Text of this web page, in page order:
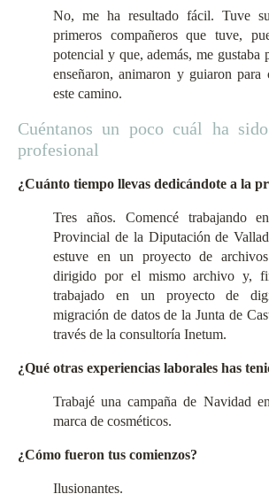
No, me ha resultado fácil. Tuve
primeros compañeros que tuve,
potencial y que, además, me gustaba
enseñaron, animaron y guiaron para
este camino.
Cuéntanos un poco cuál ha
profesional
¿Cuánto tiempo llevas dedicándote a la
Tres años. Comencé trabajando
Provincial de la Diputación de
estuve en un proyecto de
dirigido por el mismo archivo y,
trabajado en un proyecto de
migración de datos de la Junta de
través de la consultoría Inetum.
¿Qué otras experiencias laborales has
Trabajé una campaña de Navidad
marca de cosméticos.
¿Cómo fueron tus comienzos?
Ilusionantes.